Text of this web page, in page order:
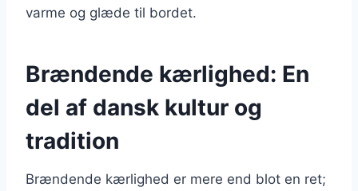
varme og glæde til bordet.
Brændende kærlighed: En
del af dansk kultur og
tradition
Brændende kærlighed er mere end blot en ret;